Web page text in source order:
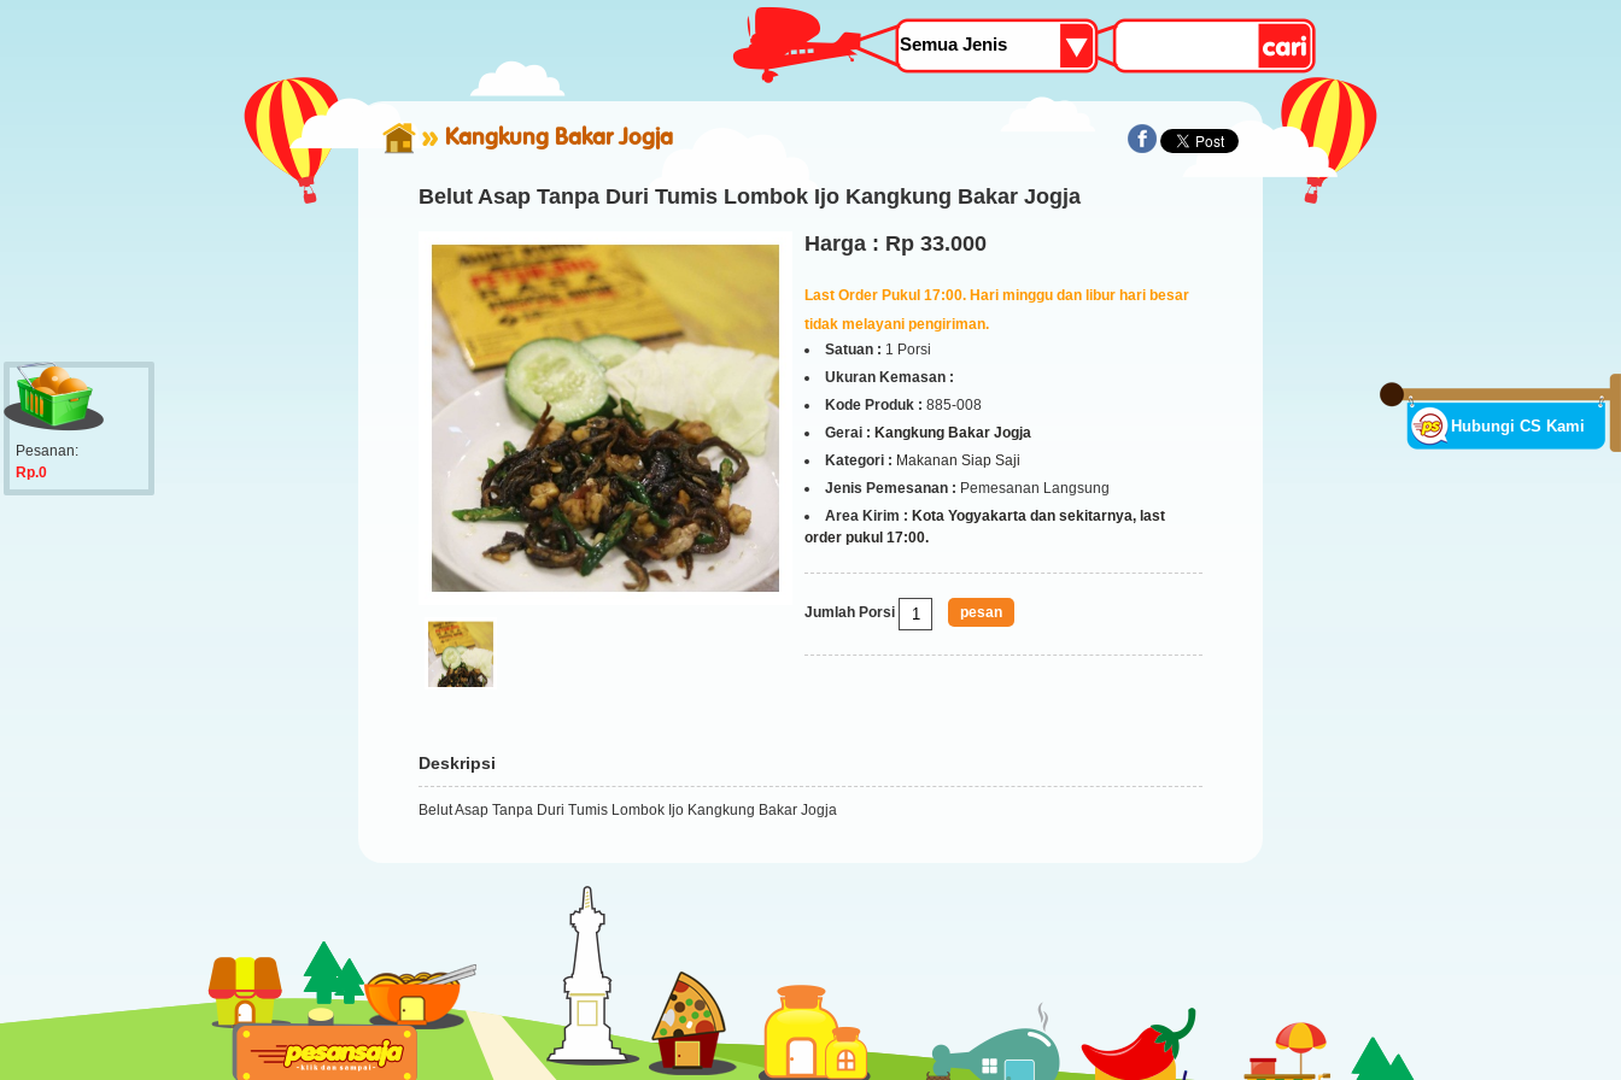
Hubungi CS Kami
Pesanan:
Rp.0
Kangkung Bakar Jogja
Belut Asap Tanpa Duri Tumis Lombok Ijo Kangkung Bakar Jogja
Harga : Rp 33.000
Last Order Pukul 17:00. Hari minggu dan libur hari besar
tidak melayani pengiriman.
Satuan : 1 Porsi
Ukuran Kemasan :
Kode Produk : 885-008
Gerai : Kangkung Bakar Jogja
Kategori : Makanan Siap Saji
Jenis Pemesanan : Pemesanan Langsung
Area Kirim : Kota Yogyakarta dan sekitarnya, last
order pukul 17:00.
Jumlah Porsi
Deskripsi
Belut Asap Tanpa Duri Tumis Lombok Ijo Kangkung Bakar Jogja